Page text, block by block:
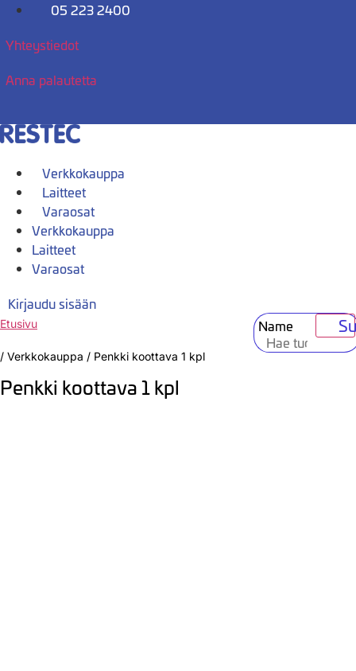
Mene
05 223 2400
Yhteystiedot
Anna palautetta
Verkkokauppa
Laitteet
Varaosat
Verkkokauppa
Laitteet
Varaosat
Kirjaudu sisään
Name
Etusivu
/ Verkkokauppa / Penkki koottava 1 kpl
Penkki koottava 1 kpl